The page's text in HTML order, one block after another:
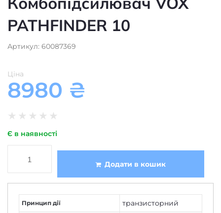
PATHFINDER 10
Артикул: 60087369
8980 ₴
★★★★ ★
Є в наявності
Додати в кошик
Кількість каналів 1